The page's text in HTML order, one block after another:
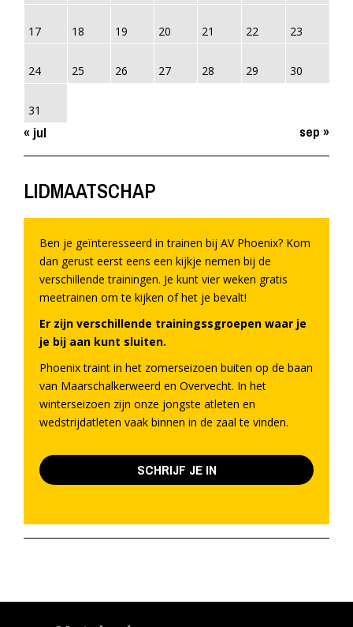
17 18 19 20 21 22 23
24 25 26 27 28 29 30
31
« jul sep »
LIDMAATSCHAP
Ben je geïnteresseerd in trainen bij AV Phoenix? Kom
dan gerust eerst eens een kijkje nemen bij de
verschillende trainingen. Je kunt vier weken gratis
meetrainen om te kijken of het je bevalt!
Er zijn verschillende trainingssgroepen waar je
je bij aan kunt sluiten.
Phoenix traint in het zomerseizoen buiten op de baan
van Maarschalkerweerd en Overvecht. In het
winterseizoen zijn onze jongste atleten en
wedstrijdatleten vaak binnen in de zaal te vinden.
SCHRIJF JE IN